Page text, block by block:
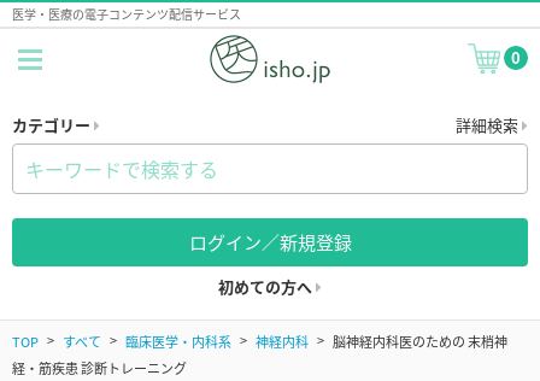
医学・医療の電子コンテンツ配信サービス
0
カテゴリー 詳細検索
ログイン／新規登録
初めての方へ
TOP すべて 臨床医学・内科系 神経内科
脳神経内科医のための 末梢神
経・筋疾患 診断トレーニング